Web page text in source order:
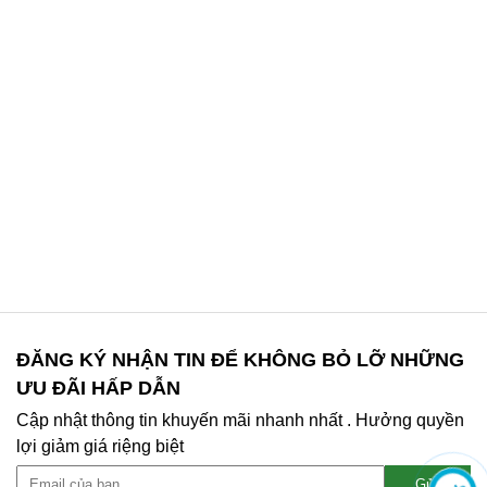
ĐĂNG KÝ NHẬN TIN ĐỂ KHÔNG BỎ LỠ NHỮNG
ƯU ĐÃI HẤP DẪN
Cập nhật thông tin khuyến mãi nhanh nhất . Hưởng quyền
lợi giảm giá riệng biệt